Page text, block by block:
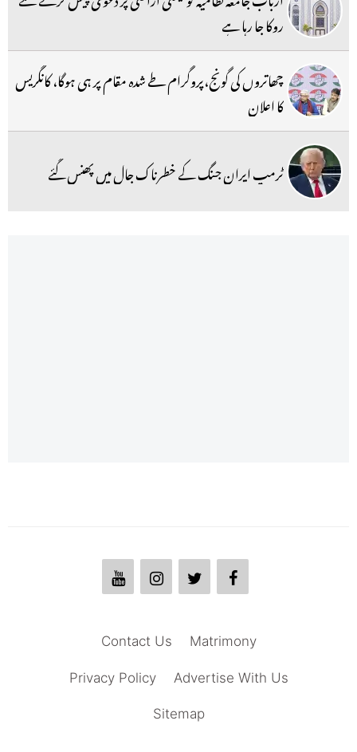
روکا جا رہا ہے
چھاتروں کی گونج،پروگرام طے شدہ مقام پر ہی ہوگا، کانگریس
کا اعلان
ٹرمپ ایران جنگ کے خطرناک جال میں پھنس گئے
Matrimony
Contact Us
Advertise With Us
Privacy Policy
Sitemap